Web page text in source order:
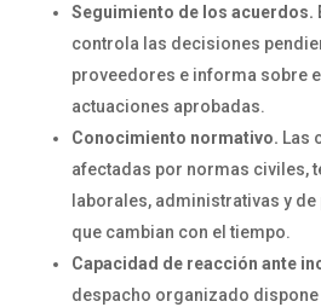
Seguimiento de los acuerdos.
controla las decisiones
proveedores e informa sobre
actuaciones aprobadas.
Conocimiento normativo. Las
afectadas por normas civiles,
laborales, administrativas y
que cambian con el tiempo.
Capacidad de reacción ante
despacho organizado